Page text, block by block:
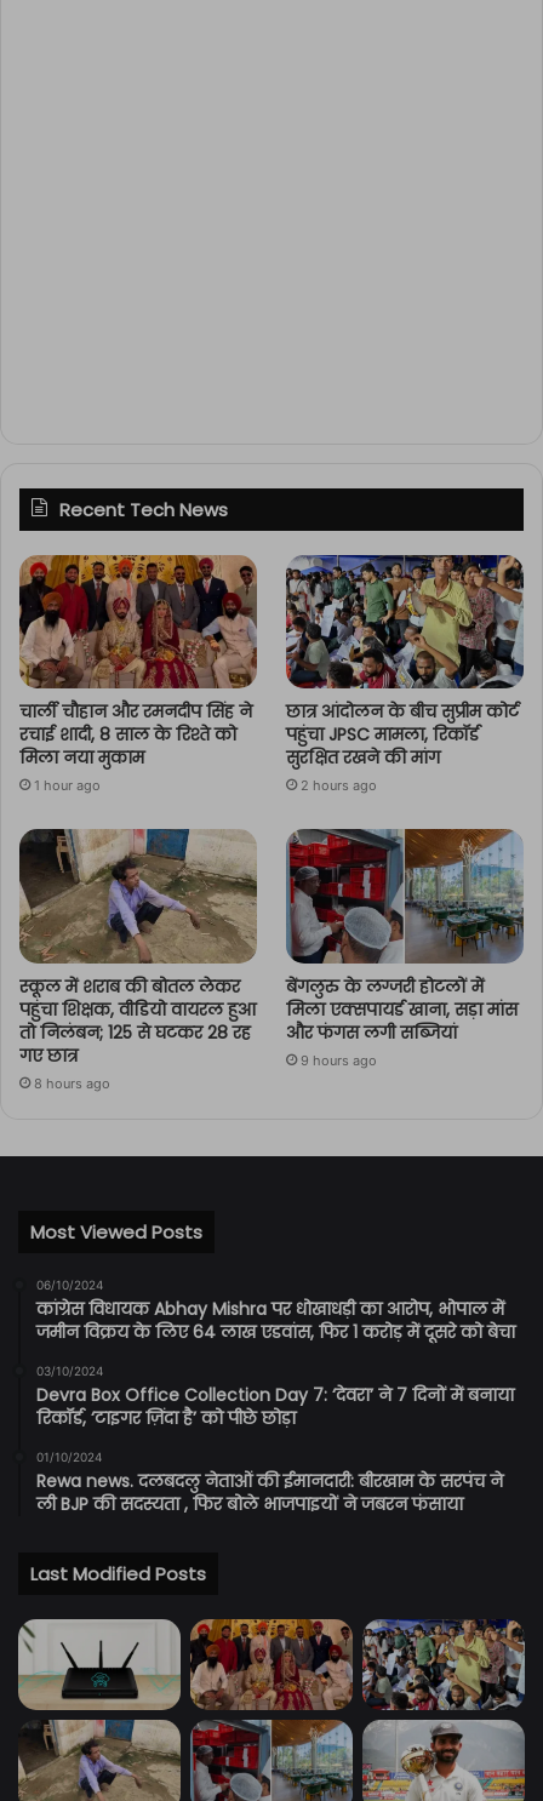
Recent Tech News
चार्ली चौहान और रमनदीप सिंह ने
रचाई शादी, 8 साल के रिश्ते को
मिला नया मुकाम
1 hour ago
छात्र आंदोलन के बीच सुप्रीम कोर्ट
पहुंचा JPSC मामला, रिकॉर्ड
सुरक्षित रखने की मांग
2 hours ago
स्कूल में शराब की बोतल लेकर
पहुंचा शिक्षक, वीडियो वायरल हुआ
तो निलंबन; 125 से घटकर 28 रह
गए छात्र
8 hours ago
बेंगलुरु के लग्जरी होटलों में
मिला एक्सपायर्ड खाना, सड़ा मांस
और फंगस लगी सब्जियां
9 hours ago
Most Viewed Posts
06/10/2024
कांग्रेस विधायक Abhay Mishra पर धोखाधड़ी का आरोप, भोपाल में
जमीन विक्रय के लिए 64 लाख एडवांस, फिर 1 करोड़ में दूसरे को बेचा
03/10/2024
Devra Box Office Collection Day 7: ‘देवरा’ ने 7 दिनों में बनाया
रिकॉर्ड, ‘टाइगर ज़िंदा है’ को पीछे छोड़ा
01/10/2024
Rewa news. दलबदलु नेताओं की ईमानदारी: बीरखाम के सरपंच ने
ली BJP की सदस्यता , फिर बोले भाजपाइयों ने जबरन फंसाया
Last Modified Posts